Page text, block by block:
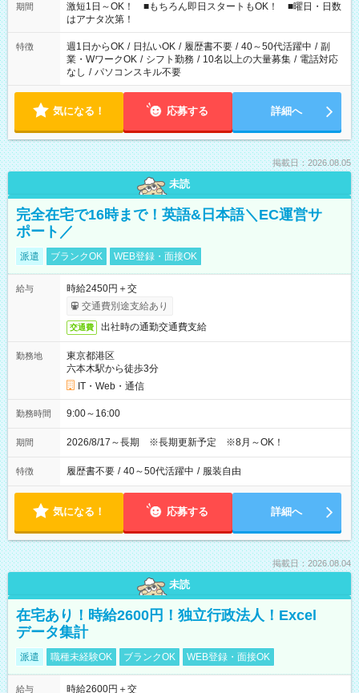
期間
激短1日～OK！ ■もちろん即日スタートもOK！ ■曜日・日数
はアナタ次第！
特徴 週1日からOK / 日払いOK / 履歴書不要 / 40～50代活躍中 / 副
業・WワークOK / シフト勤務 / 10名以上の大量募集 / 電話対応
なし / パソコンスキル不要
気になる！ 応募する 詳細へ
掲載日：2026.08.05
未読
完全在宅で16時まで！英語&日本語＼EC運営サ
ポート／
派遣 ブランクOK WEB登録・面接OK
給与
時給2450円＋交
交通費別途支給あり
交通費 出社時の通勤交通費支給
勤務地
東京都港区
六本木駅から徒歩3分
IT・Web・通信
勤務時間 9:00～16:00
期間 2026/8/17～長期 ※長期更新予定 ※8月～OK！
特徴 履歴書不要 / 40～50代活躍中 / 服装自由
気になる！ 応募する 詳細へ
掲載日：2026.08.04
未読
在宅あり！時給2600円！独立行政法人！Excel
データ集計
派遣 職種未経験OK ブランクOK WEB登録・面接OK
給与 時給2600円＋交